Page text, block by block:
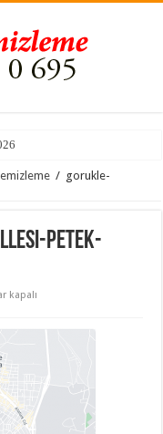
/ gorukle-
petek-
kapalı